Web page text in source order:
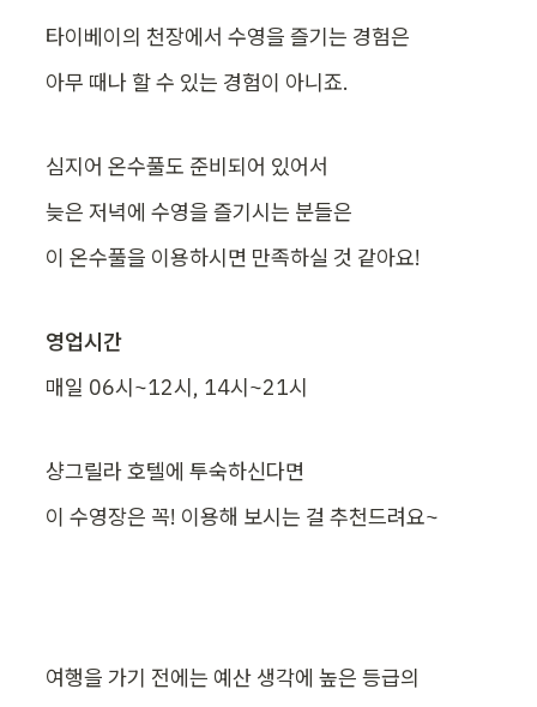
타이베이의 천장에서 수영을 즐기는 경험은
아무 때나 할 수 있는 경험이 아니죠.
심지어 온수풀도 준비되어 있어서
늦은 저녁에 수영을 즐기시는 분들은
이 온수풀을 이용하시면 만족하실 것 같아요!
영업시간
매일 06시~12시, 14시~21시
샹그릴라 호텔에 투숙하신다면
이 수영장은 꼭! 이용해 보시는 걸 추천드려요~
여행을 가기 전에는 예산 생각에 높은 등급의